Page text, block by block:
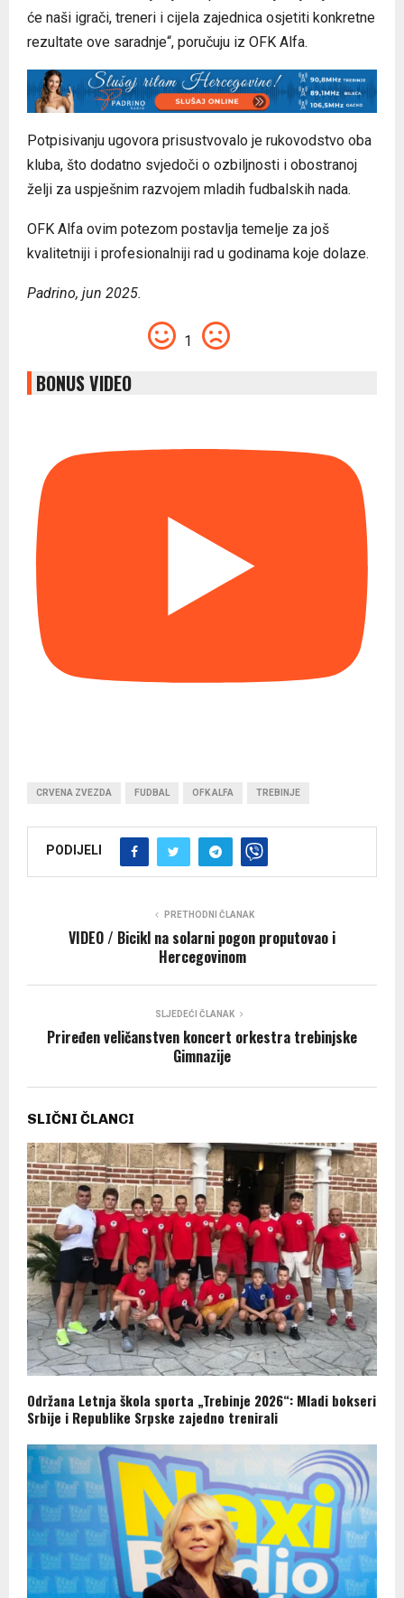
Potpisivanju ugovora prisustvovalo je rukovodstvo oba
kluba, što dodatno svjedoči o ozbiljnosti i obostranoj
OFK Alfa ovim potezom postavlja temelje za još
kvalitetniji i profesionalniji rad u godinama koje dolaze.
Padrino, jun 2025.
PODIJELI
PRETHODNI ČLANAK
VIDEO / Bicikl na solarni pogon proputovao i
SLJEDEĆI ČLANAK
Gimnazije
Održana Letnja škola sporta „Trebinje 2026“: Mladi bokseri
Srbije i Republike Srpske zajedno trenirali